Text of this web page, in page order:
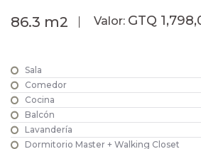
86.3 m2 Valor: GTQ
Sala
Comedor
Cocina
Balcón
Lavandería
Dormitorio Master + Walking Closet